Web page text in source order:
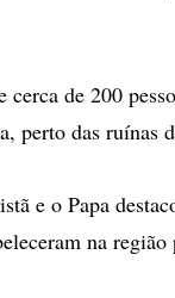
de 200
perto das ruínas
e o Papa
na região